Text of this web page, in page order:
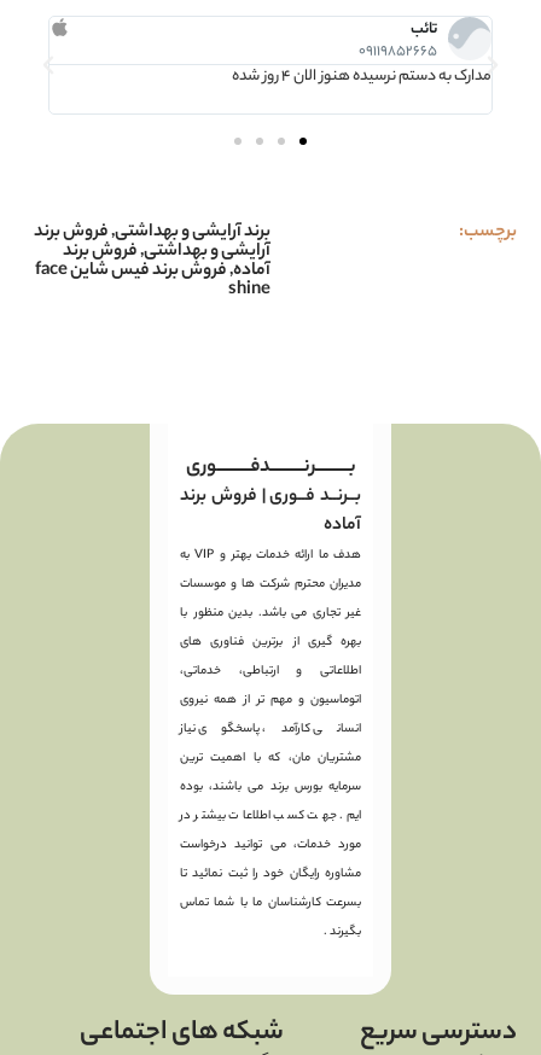
تائب
09119852665
مدارک به دستم نرسیده هنوز الان 4 روز شده
برچسب: برند آرایشی و بهداشتی,فروش برند
آرایشی و بهداشتی,فروش برند
آماده, فروش برند فيس شاين face
shine
بـــــــــرنـــــــــدفـــــــــوری
بــرنــد فــوری | فروش برند
آماده
هدف ما ارائه خدمات بهتر و VIP به
مدیران محترم شرکت ها و موسسات
غیر تجاری می باشد. بدین منظور با
بهره گیری از برترین فناوری های
اطلاعاتی و ارتباطی، خدماتی،
اتوماسیون و مهم تر از همه نیروی
انسانی کارآمد، پاسخگوی نیاز
مشتریان مان، که با اهمیت ترین
سرمایه بورس برند می باشند، بوده
ایم. جهت کسب اطلاعات بیشتر در
مورد خدمات، می توانید درخواست
مشاوره رایگان خود را ثبت نمائید تا
بسرعت کارشناسان ما با شما تماس
بگیرند .
دسترسی سریع شبکه های اجتماعی